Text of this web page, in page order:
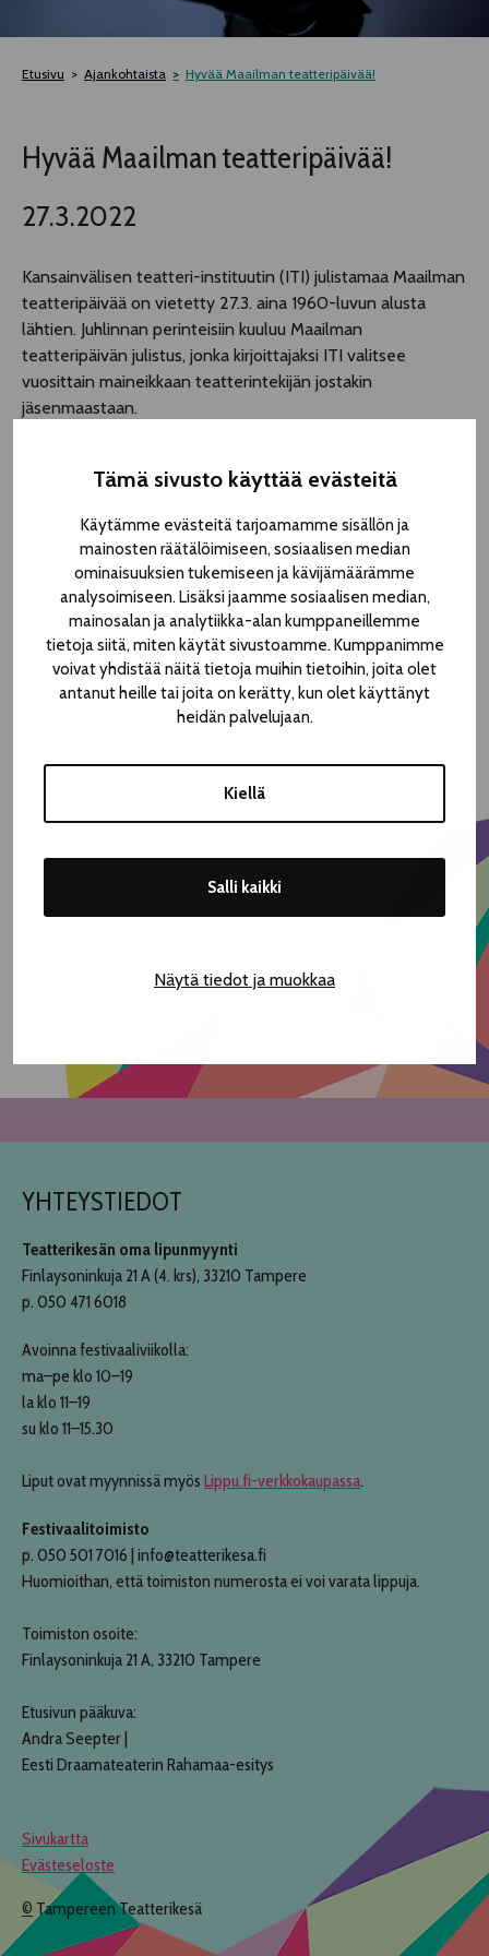
Tämä sivusto käyttää evästeitä
Käytämme evästeitä tarjoamamme sisällön ja
mainosten räätälöimiseen, sosiaalisen median
ominaisuuksien tukemiseen ja kävijämäärämme
analysoimiseen. Lisäksi jaamme sosiaalisen median,
mainosalan ja analytiikka-alan kumppaneillemme
tietoja siitä, miten käytät sivustoamme. Kumppanimme
voivat yhdistää näitä tietoja muihin tietoihin, joita olet
antanut heille tai joita on kerätty, kun olet käyttänyt
heidän palvelujaan.
Kiellä
Salli kaikki
Näytä tiedot ja muokkaa
TELTTALAB
TAPAHTUMIEN YÖ
Etusivu Ajankohtaista Hyvää Maailman teatteripäivää!
Hyvää Maailman teatteripäivää!
27.3.2022
Kansainvälisen teatteri-instituutin (ITI) julistamaa Maailman
teatteripäivää on vietetty 27.3. aina 1960-luvun alusta
lähtien. Juhlinnan perinteisiin kuuluu Maailman
teatteripäivän julistus, jonka kirjoittajaksi ITI valitsee
vuosittain maineikkaan teatterintekijän jostakin
jäsenmaastaan.
yhdysvaltalainen ooppera- ja teatteriohjaaja ja
suomentanutTomi Snellman.
Sellars kirjoittaa:
”Elämämme syvärakenteet repeilevät ja muuttuvat – mikä
on se kieli, millaisia ovat ne liikkeet ja kuvat, joilla voisimme
ymmärtää tätä kaikkea? Miten voisimme ilmaista oman
elämämme sisältöjä juuri nyt – ei raportoimalla vaan
Teatteri on kokemuksen taidetta.”
Lue Maailman teatteripäivän julistus kokonaisuudessaan
YHTEYSTIEDOT
Teatterikesän oma lipunmyynti
Finlaysoninkuja 21 A (4. krs), 33210 Tampere
p. 050 471 6018
Avoinna festivaaliviikolla:
ma–pe klo 10–19
la klo 11–19
su klo 11–15.30
Liput ovat myynnissä myös Lippu.fi-verkkokaupassa.
Festivaalitoimisto
p. 050 501 7016 | info@teatterikesa.fi
Huomioithan, että toimiston numerosta ei voi varata lippuja.
Toimiston osoite:
Finlaysoninkuja 21 A, 33210 Tampere
Etusivun pääkuva:
Andra Seepter |
Eesti Draamateaterin Rahamaa-esitys
Sivukartta
Evästeseloste
© Tampereen Teatterikesä